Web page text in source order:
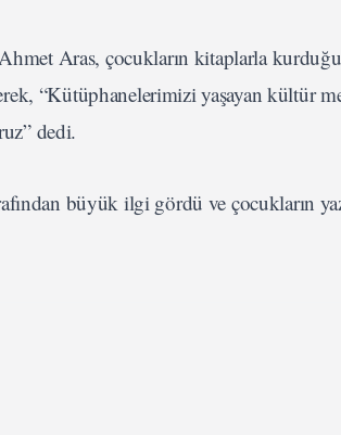
Aras, çocukların kitaplarla
“Kütüphanelerimizi yaşayan kültür
dedi.
büyük ilgi gördü ve çocukların